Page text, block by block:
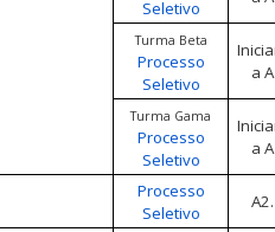
Seletivo
Turma Beta
Processo
Seletivo
a
Turma Gama
Processo
Seletivo
a
Processo
Seletivo